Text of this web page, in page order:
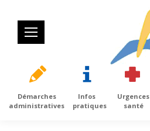
Démarches
administratives
Infos
pratiques
Urgences
santé